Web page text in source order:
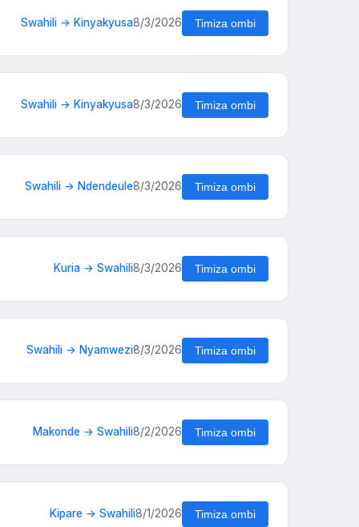
Swahili → Kinyakyusa8/3/2026 Timiza ombi
Swahili → Kinyakyusa8/3/2026 Timiza ombi
Swahili → Ndendeule8/3/2026 Timiza ombi
Kuria → Swahili8/3/2026 Timiza ombi
Swahili → Nyamwezi8/3/2026 Timiza ombi
Makonde → Swahili8/2/2026 Timiza ombi
Kipare → Swahili8/1/2026 Timiza ombi